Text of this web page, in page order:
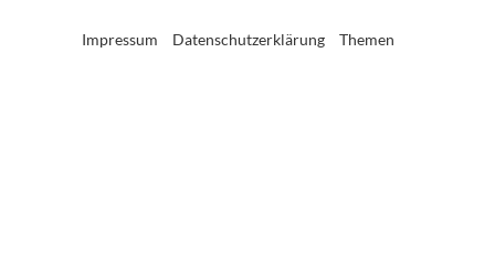
Impressum Datenschutzerklärung Themen